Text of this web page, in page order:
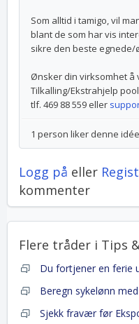
Som alltid i tamigo, vil
blant de som har vis
sikre den beste
Ønsker din virksomhet å
Tilkalling/Ekstrahjelp
tlf. 469 88 559 eller
1 person liker denne
Logg på eller
kommenter
Flere tråder i Tips
Du fortjener en ferie
Beregn sykelønn
Sjekk fravær før